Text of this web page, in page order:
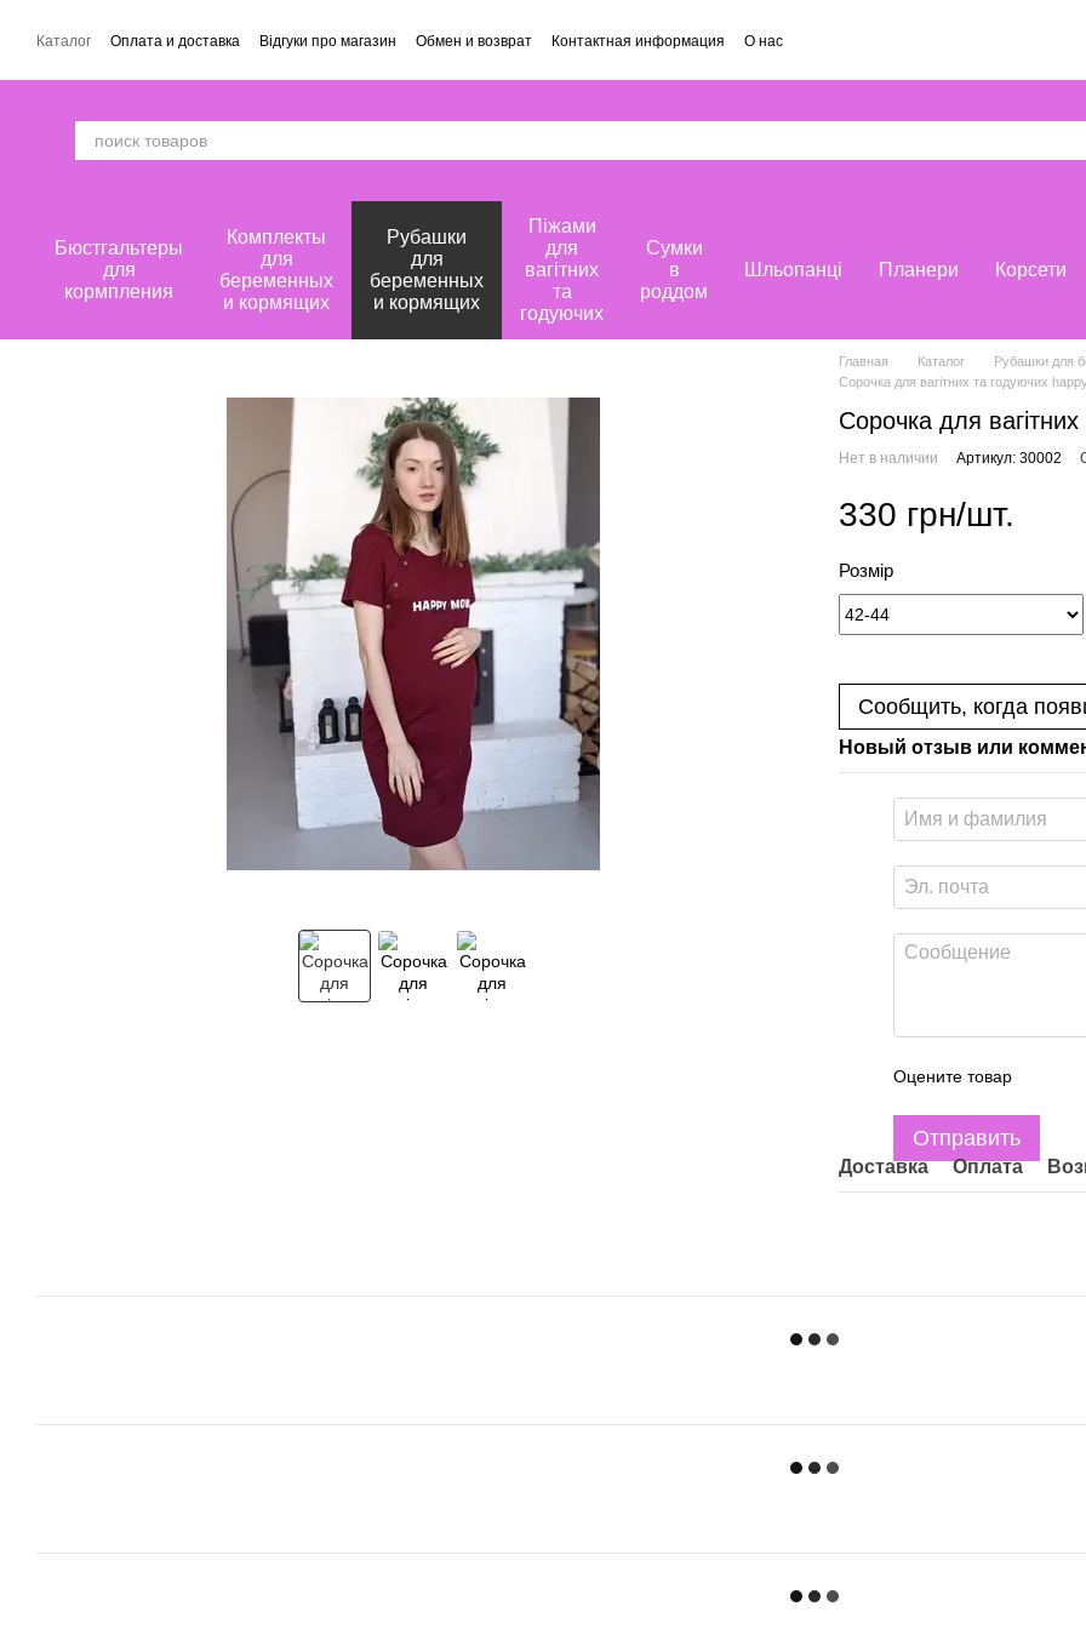
Каталог Оплата и доставка Відгуки про магазин Обмен и возврат Контактная информация О нас
Бюстгальтеры
для
кормпления
Комплекты
для
беременных
и кормящих
Рубашки
для
беременных
и кормящих
Піжами
для
вагітних
та
годуючих
Сумки
в
роддом
Шльопанці Планери Корсети
Главная Каталог
Рубашки для
Сорочка для вагітних та годуючих
Сорочка для
Нет в наличии Артикул: 30002
330 грн/шт.
Розмір
Сообщить, когда
Новый отзыв или
Оцените товар
Отправить
Доставка Оплата